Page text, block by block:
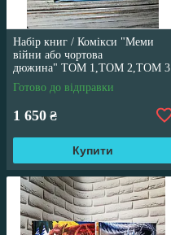
Набір книг / Комікси "Меми
війни або чортова
дюжина" ТОМ 1,ТОМ 2,ТОМ 3
Трегуб Ганна
Готово до відправки
1 650 ₴
Купити